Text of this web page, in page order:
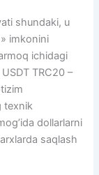
shundaki, u
imkonini
ichidagi
TRC20 –
texnik
dollarlarni
saqlash